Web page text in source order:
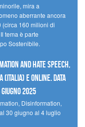
mira a
aberrante ancora
(circa 160 milioni di
tema è parte
Sostenibile.
and Hate Speech,
(Italia) e online. Data
2025
Disinformation,
30 giugno al 4 luglio